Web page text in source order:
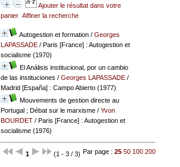
Ajouter le résultat dans votre
panier Affiner la recherche
Autogestion et formation/ Georges
LAPASSADE/ Paris [France] : Autogestion et
socialisme (1970)
El Análisis institucional, por un cambio
de las instituciones / Georges LAPASSADE/
Madrid [España] : Campo Abierto (1977)
Mouvements de gestion directe au
Portugal ; Débat sur le marxisme/ Yvon
BOURDET/ Paris [France] : Autogestion et
socialisme (1976)
1 (1 - 3 / 3) Par page : 25 50 100 200